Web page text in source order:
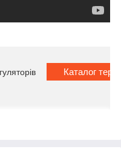
Каталог